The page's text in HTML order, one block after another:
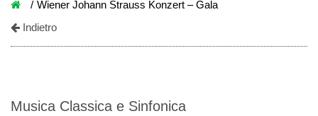
Wiener Johann Strauss Konzert – Gala
Indietro
Musica Classica e Sinfonica